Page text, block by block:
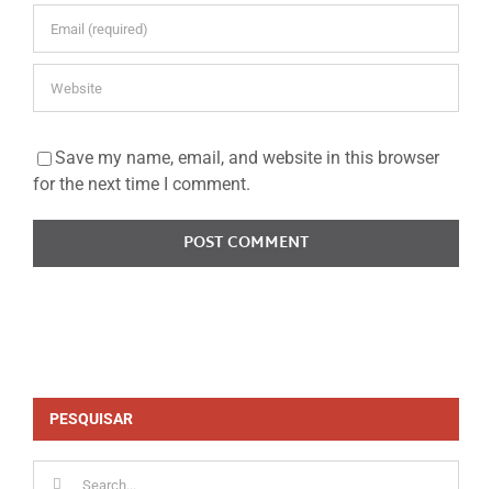
Save my name, email, and website in this browser
for the next time I comment.
PESQUISAR